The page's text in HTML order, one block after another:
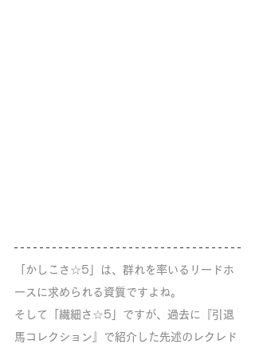
「かしこさ☆5」は、群れを率いるリードホ
ースに求められる資質ですよね。
そして「繊細さ☆5」ですが、過去に『引退
馬コレクション』で紹介した先述のレクレド